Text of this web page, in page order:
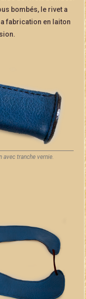
bombés, le rivet a
fabrication en laiton
avec tranche vernie.